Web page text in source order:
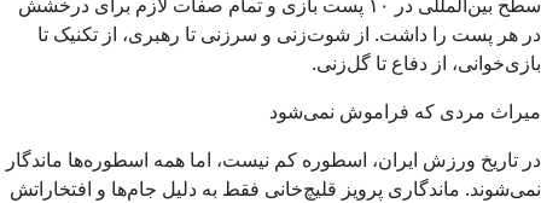
در هر پست را داشت. از شوت‌زنی و سرزنی تا رهبری، از تکنیک تا
بازی‌خوانی، از دفاع تا گل‌زنی.
میراث مردی که فراموش نمی‌شود
در تاریخ ورزش ایران، اسطوره کم نیست، اما همه اسطوره‌ها ماندگار
نمی‌شوند. ماندگاری پرویز قلیچ‌خانی فقط به دلیل جام‌ها و افتخاراتش